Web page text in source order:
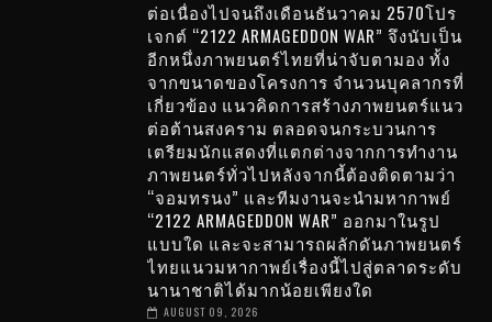
ต่อเนื่องไปจนถึงเดือนธันวาคม 2570โปร
เจกต์ “2122 ARMAGEDDON WAR” จึงนับเป็น
อีกหนึ่งภาพยนตร์ไทยที่น่าจับตามอง ทั้ง
จากขนาดของโครงการ จำนวนบุคลากรที่
เกี่ยวข้อง แนวคิดการสร้างภาพยนตร์แนว
ต่อต้านสงคราม ตลอดจนกระบวนการ
เตรียมนักแสดงที่แตกต่างจากการทำงาน
ภาพยนตร์ทั่วไปหลังจากนี้ต้องติดตามว่า
“จอมทรนง” และทีมงานจะนำมหากาพย์
“2122 ARMAGEDDON WAR” ออกมาในรูป
แบบใด และจะสามารถผลักดันภาพยนตร์
ไทยแนวมหากาพย์เรื่องนี้ไปสู่ตลาดระดับ
นานาชาติได้มากน้อยเพียงใด
AUGUST 09, 2026